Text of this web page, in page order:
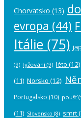
Chorvatsko (13)
evropa (44)
Itálie (75)
(9) lyžování (9) léto (12)
(11) Norsko (12)
Portugalsko (10) poušť
(11) Slovensko (8) smrt